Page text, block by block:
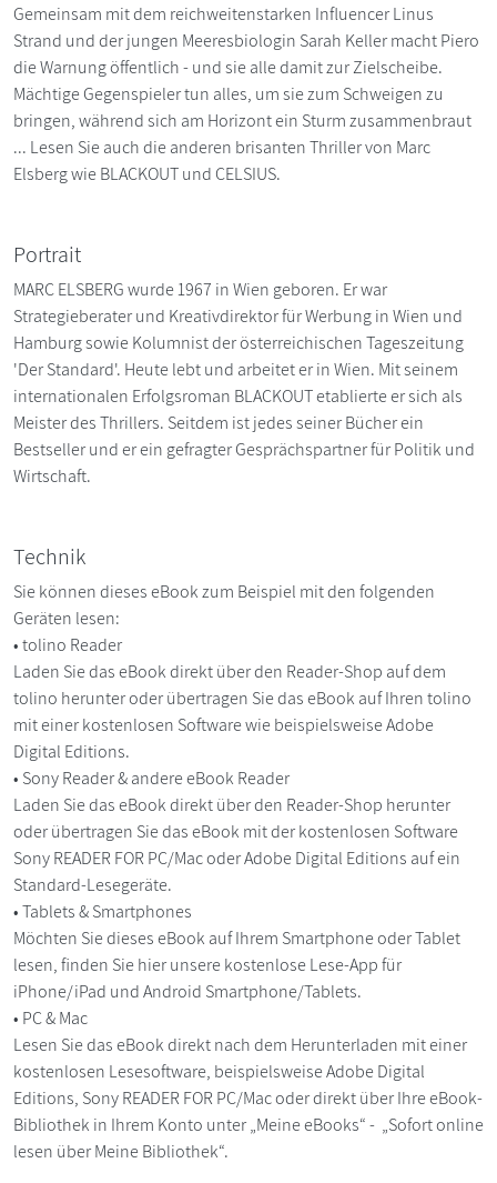
Gemeinsam mit dem reichweitenstarken Influencer Linus
Strand und der jungen Meeresbiologin Sarah Keller macht Piero
die Warnung öffentlich - und sie alle damit zur Zielscheibe.
Mächtige Gegenspieler tun alles, um sie zum Schweigen zu
bringen, während sich am Horizont ein Sturm zusammenbraut
... Lesen Sie auch die anderen brisanten Thriller von Marc
Elsberg wie BLACKOUT und CELSIUS.
Portrait
MARC ELSBERG wurde 1967 in Wien geboren. Er war
Strategieberater und Kreativdirektor für Werbung in Wien und
Hamburg sowie Kolumnist der österreichischen Tageszeitung
'Der Standard'. Heute lebt und arbeitet er in Wien. Mit seinem
internationalen Erfolgsroman BLACKOUT etablierte er sich als
Meister des Thrillers. Seitdem ist jedes seiner Bücher ein
Bestseller und er ein gefragter Gesprächspartner für Politik und
Wirtschaft.
Technik
Sie können dieses eBook zum Beispiel mit den folgenden
Geräten lesen:
• tolino Reader
Laden Sie das eBook direkt über den Reader-Shop auf dem
tolino herunter oder übertragen Sie das eBook auf Ihren tolino
mit einer kostenlosen Software wie beispielsweise Adobe
Digital Editions.
• Sony Reader & andere eBook Reader
Laden Sie das eBook direkt über den Reader-Shop herunter
oder übertragen Sie das eBook mit der kostenlosen Software
Sony READER FOR PC/Mac oder Adobe Digital Editions auf ein
Standard-Lesegeräte.
• Tablets & Smartphones
Möchten Sie dieses eBook auf Ihrem Smartphone oder Tablet
lesen, finden Sie hier unsere kostenlose Lese-App für
iPhone/iPad und Android Smartphone/Tablets.
• PC & Mac
Lesen Sie das eBook direkt nach dem Herunterladen mit einer
kostenlosen Lesesoftware, beispielsweise Adobe Digital
Editions, Sony READER FOR PC/Mac oder direkt über Ihre eBook-
Bibliothek in Ihrem Konto unter „Meine eBooks“ - „Sofort online
lesen über Meine Bibliothek“.